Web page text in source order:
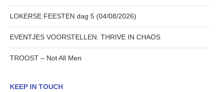
LOKERSE FEESTEN dag 5 (04/08/2026)
EVENTJES VOORSTELLEN: THRIVE IN CHAOS
TROOST – Not All Men
KEEP IN TOUCH